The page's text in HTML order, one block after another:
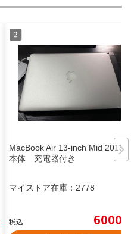
MacBook Air 13-inch Mid 2013
本体 充電器付き
マイストア在庫： 2778
税込 6000